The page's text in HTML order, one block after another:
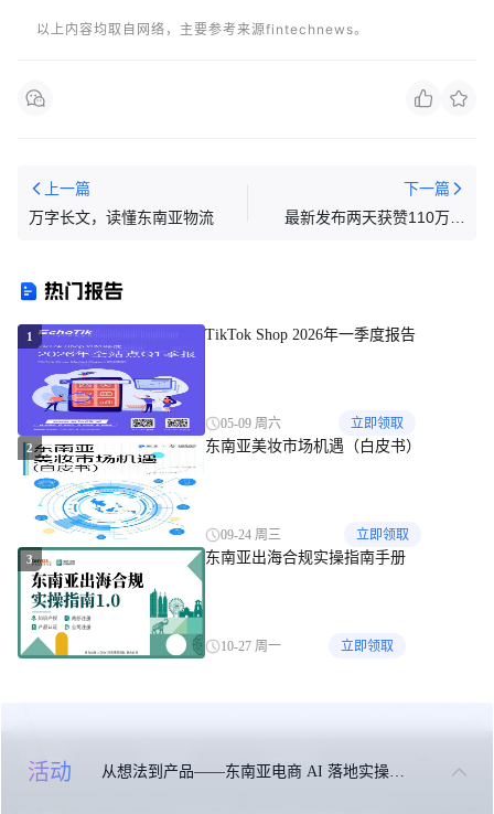
活动
以上内容均取自网络，主要参考来源fintechnews。
上一篇
万字长文，读懂东南亚物流
下一篇
最新发布两天获赞110万！
热门报告
1 TikTok Shop 2026年一季度报告
05-09 周六 立即领取
2 东南亚美妆市场机遇（白皮书）
09-24 周三 立即领取
3 东南亚出海合规实操指南手册
10-27 周一 立即领取
关于我们